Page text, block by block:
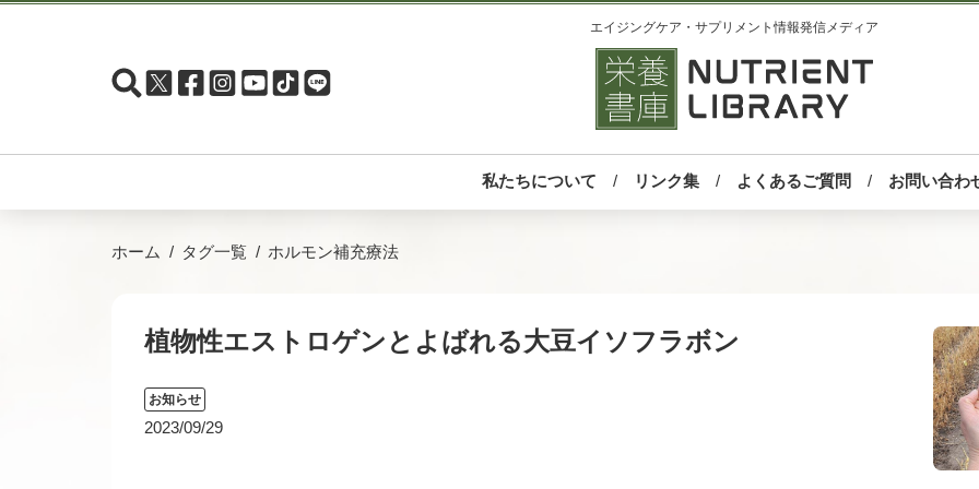
エイジングケア・サプリメント情報発信メディア
私たちについて リンク集 よくあるご質問 お問い合わ
ホーム タグ一覧 ホルモン補充療法
植物性エストロゲンとよばれる大豆イソフラボン
お知らせ
2023/09/29